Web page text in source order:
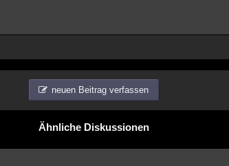
neuen Beitrag verfassen
Ähnliche Diskussionen